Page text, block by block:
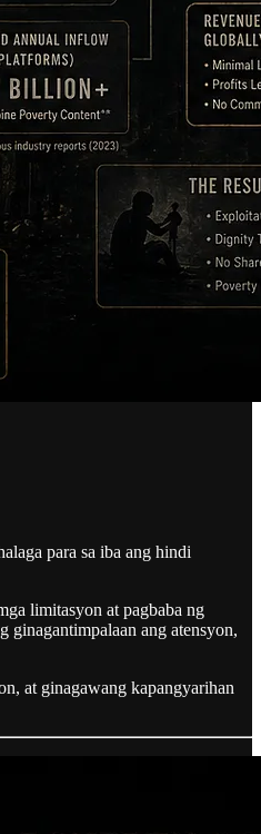
para sa iba ang hindi
limitasyon at pagbaba ng
ginagantimpalaan ang atensyon,
at ginagawang kapangyarihan